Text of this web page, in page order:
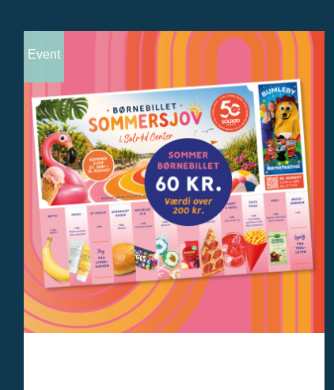
Event